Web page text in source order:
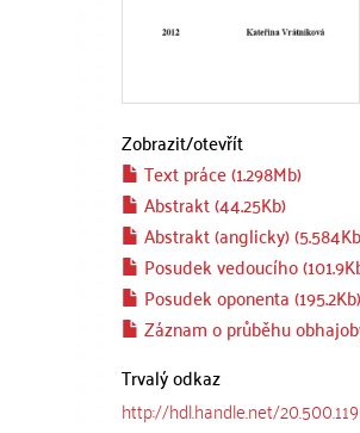
Zobrazit/otevřít
Text práce (1.298Mb)
Abstrakt (44.25Kb)
Abstrakt (anglicky)
Posudek vedoucího
Posudek oponenta (195.2Kb)
Záznam o průběhu
Trvalý odkaz
http://hdl.handle.net/